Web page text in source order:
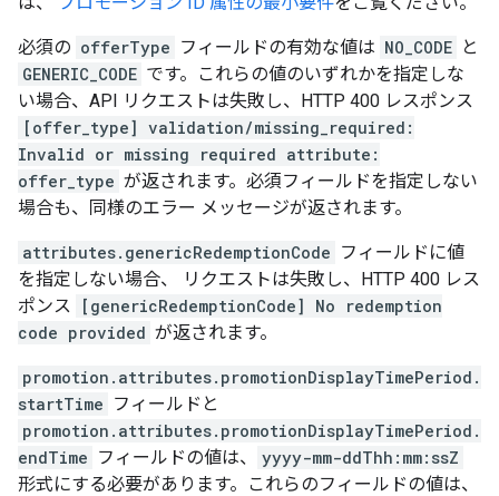
必須の offerType フィールドの有効な値は NO_CODE と
GENERIC_CODE です。これらの値のいずれかを指定しな
い場合、API リクエストは失敗し、HTTP 400 レスポンス
[offer_type] validation/missing_required:
Invalid or missing required attribute:
offer_type が返されます。必須フィールドを指定しない
場合も、同様のエラー メッセージが返されます。
attributes.genericRedemptionCode フィールドに値
を指定しない場合、 リクエストは失敗し、HTTP 400 レス
ポンス
[genericRedemptionCode] No redemption
code provided が返されます。
promotion.attributes.promotionDisplayTimePeriod.
startTime フィールドと
promotion.attributes.promotionDisplayTimePeriod.
endTime フィールドの値は、
yyyy-mm-ddThh:mm:ssZ
形式にする必要があります。これらのフィールドの値は、